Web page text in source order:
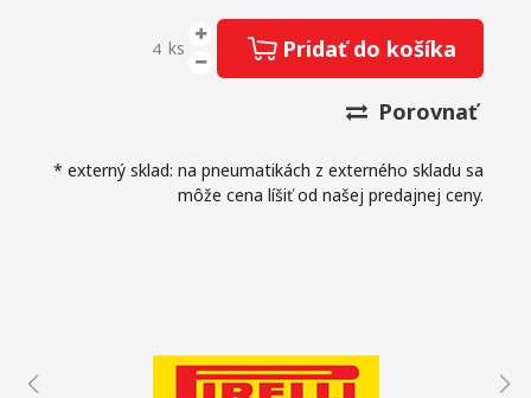
ks Pridať do košíka
Porovnať
* externý sklad: na pneumatikách z externého skladu sa
môže cena líšiť od našej predajnej ceny.